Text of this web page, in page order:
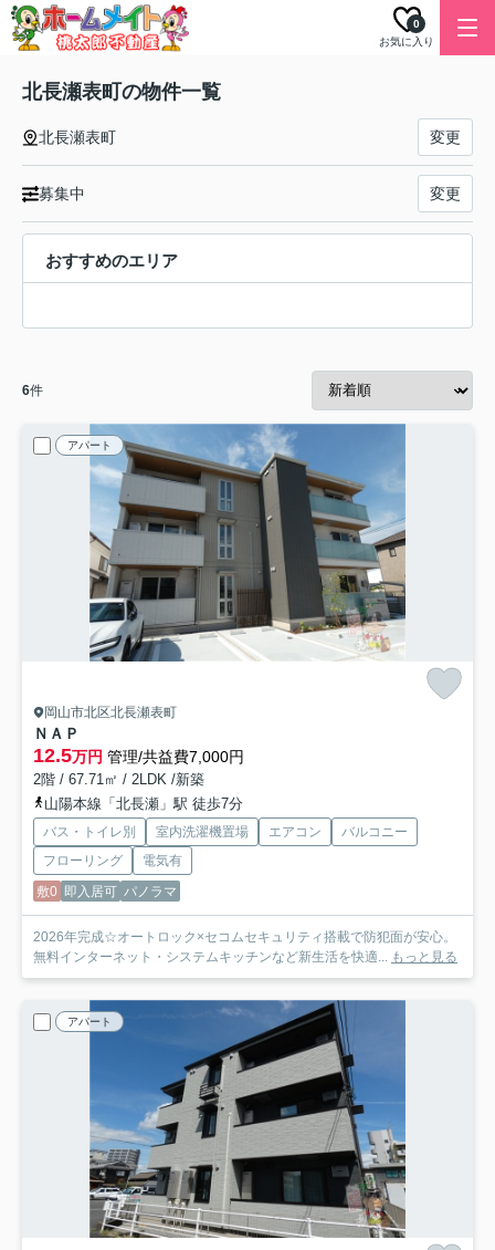
お気に入り
0
北長瀬表町の物件一覧
北長瀬表町 変更
募集中 変更
おすすめのエリア
6件
アパート
岡山市北区北長瀬表町
ＮＡＰ
12.5万円 管理/共益費7,000円
2階 / 67.71㎡ / 2LDK /新築
山陽本線「北長瀬」駅 徒歩7分
バス・トイレ別 室内洗濯機置場 エアコン
バルコニー
フローリング
電気有
敷0 即入居可 パノラマ
2026年完成☆オートロック×セコムセキュリティ搭載で防犯面が安心。
無料インターネット・システムキッチンなど新生活を快適... もっと見る
アパート